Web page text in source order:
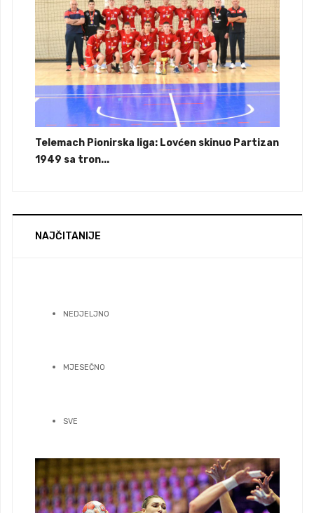
Telemach Pionirska liga: Lovćen skinuo Partizan
1949 sa tron...
NAJČITANIJE
NEDJELJNO
MJESEČNO
SVE